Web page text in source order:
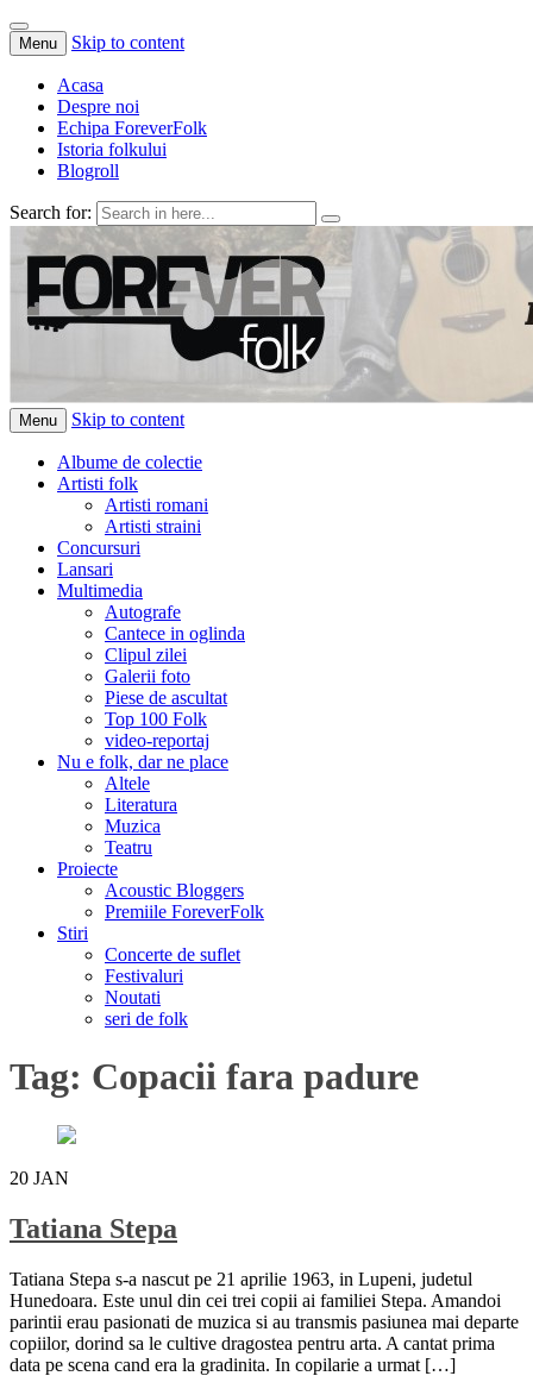
Menu Skip to content
Acasa
Despre noi
Echipa ForeverFolk
Istoria folkului
Blogroll
Search for:
ForeverFolk
Muzica sufletului tau
Menu Skip to content
Albume de colectie
Artisti folk
Artisti romani
Artisti straini
Concursuri
Lansari
Multimedia
Autografe
Cantece in oglinda
Clipul zilei
Galerii foto
Piese de ascultat
Top 100 Folk
video-reportaj
Nu e folk, dar ne place
Altele
Literatura
Muzica
Teatru
Proiecte
Acoustic Bloggers
Premiile ForeverFolk
Stiri
Concerte de suflet
Festivaluri
Noutati
seri de folk
Tag: Copacii fara padure
20 JAN
Tatiana Stepa
Tatiana Stepa s-a nascut pe 21 aprilie 1963, in Lupeni, judetul
Hunedoara. Este unul din cei trei copii ai familiei Stepa. Amandoi
parintii erau pasionati de muzica si au transmis pasiunea mai departe
copiilor, dorind sa le cultive dragostea pentru arta. A cantat prima
data pe scena cand era la gradinita. In copilarie a urmat […]